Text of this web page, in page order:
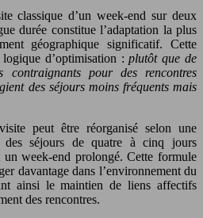
classique d’un week-end sur deux
durée constitue l’adaptation la plus
géographique significatif. Cette
logique d’optimisation :plutôt que de
contraignants pour des rencontres
des séjours moins fréquents mais
peut être réorganisé selon une
des séjours de quatre à cinq jours
un week-end prolongé. Cette formule
davantage dans l’environnement du
ainsi le maintien de liens affectifs
des rencontres.